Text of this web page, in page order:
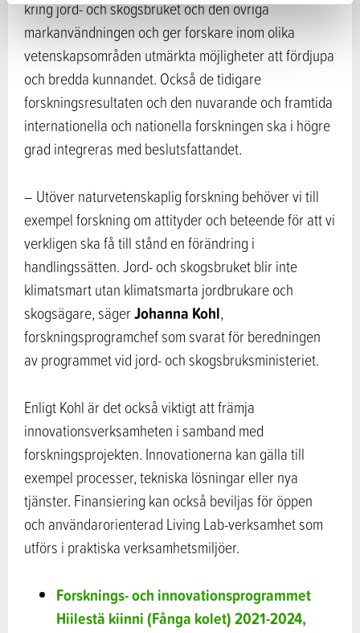
kring jord- och skogsbruket och den övriga
markanvändningen och ger forskare inom olika
vetenskapsområden utmärkta möjligheter att fördjupa
och bredda kunnandet. Också de tidigare
forskningsresultaten och den nuvarande och framtida
internationella och nationella forskningen ska i högre
grad integreras med beslutsfattandet.
– Utöver naturvetenskaplig forskning behöver vi till
exempel forskning om attityder och beteende för att vi
verkligen ska få till stånd en förändring i
handlingssätten. Jord- och skogsbruket blir inte
klimatsmart utan klimatsmarta jordbrukare och
skogsägare, sägerJohanna Kohl,
forskningsprogramchef som svarat för beredningen
av programmet vid jord- och skogsbruksministeriet.
Enligt Kohl är det också viktigt att främja
innovationsverksamheten i samband med
forskningsprojekten. Innovationerna kan gälla till
exempel processer, tekniska lösningar eller nya
tjänster. Finansiering kan också beviljas för öppen
och användarorienterad Living Lab-verksamhet som
utförs i praktiska verksamhetsmiljöer.
Forsknings- och innovationsprogrammet
Hiilestä kiinni (Fånga kolet) 2021-2024,